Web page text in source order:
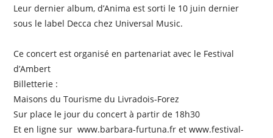
Leur dernier album, d’Anima est sorti le 10 juin dernier
sous le label Decca chez Universal Music.
Ce concert est organisé en partenariat avec le Festival
d’Ambert
Billetterie :
Maisons du Tourisme du Livradois-Forez
Sur place le jour du concert à partir de 18h30
Et en ligne sur www.barbara-furtuna.fr et www.festival-